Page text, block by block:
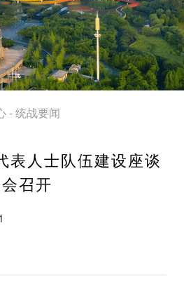
-统战要闻
表人士队伍建设座谈
会召开